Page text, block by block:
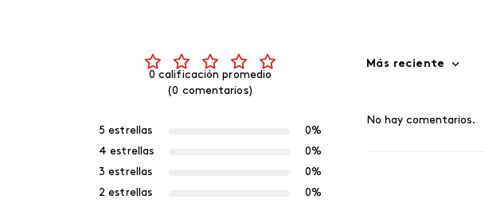
0 calificación promedio
(0 comentarios)
5 estrellas
0%
4 estrellas
0%
3 estrellas
0%
2 estrellas
0%
Más reciente
No hay comentarios.